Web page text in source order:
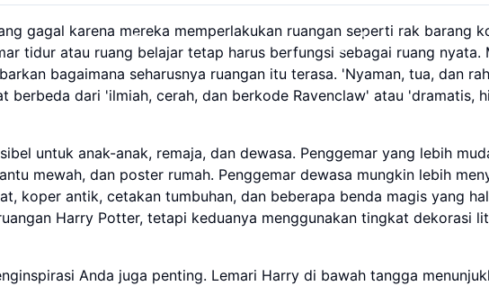
gagal karena mereka memperlakukan ruangan seperti rak barang
tidur atau ruang belajar tetap harus berfungsi sebagai ruang nyata.
bagaimana seharusnya ruangan itu terasa. 'Nyaman, tua, dan
berbeda dari 'ilmiah, cerah, dan berkode Ravenclaw' atau 'dramatis,
untuk anak-anak, remaja, dan dewasa. Penggemar yang lebih
mewah, dan poster rumah. Penggemar dewasa mungkin lebih
koper antik, cetakan tumbuhan, dan beberapa benda magis yang
Harry Potter, tetapi keduanya menggunakan tingkat dekorasi
Anda juga penting. Lemari Harry di bawah tangga